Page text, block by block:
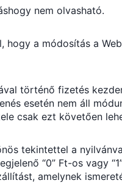
nem olvasható.
a módosítás a
történő fizetés
esetén nem áll
csak ezt követően
tekintettel a
“0” Ft-os vagy
amelynek